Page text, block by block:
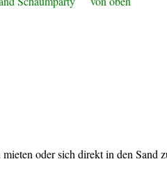
oder sich direkt in den Sand